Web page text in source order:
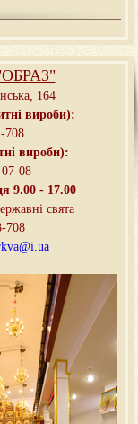
164
вироби):
708
вироби):
08
9.00 - 17.00
свята
708